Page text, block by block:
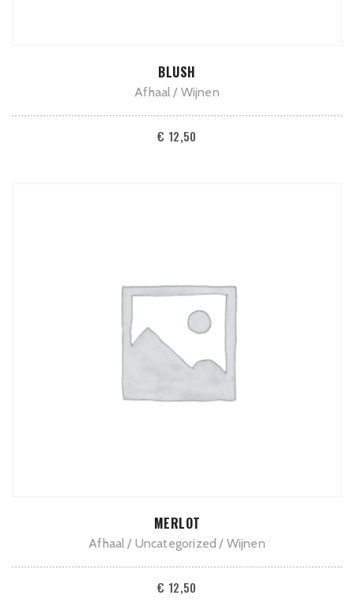
ADD TO CART
BLUSH
Afhaal Wijnen
€ 12,50
ADD TO CART
MERLOT
Afhaal Uncategorized Wijnen
€ 12,50